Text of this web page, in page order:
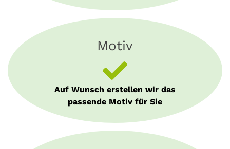
Motiv
Auf Wunsch erstellen wir das
passende Motiv für Sie